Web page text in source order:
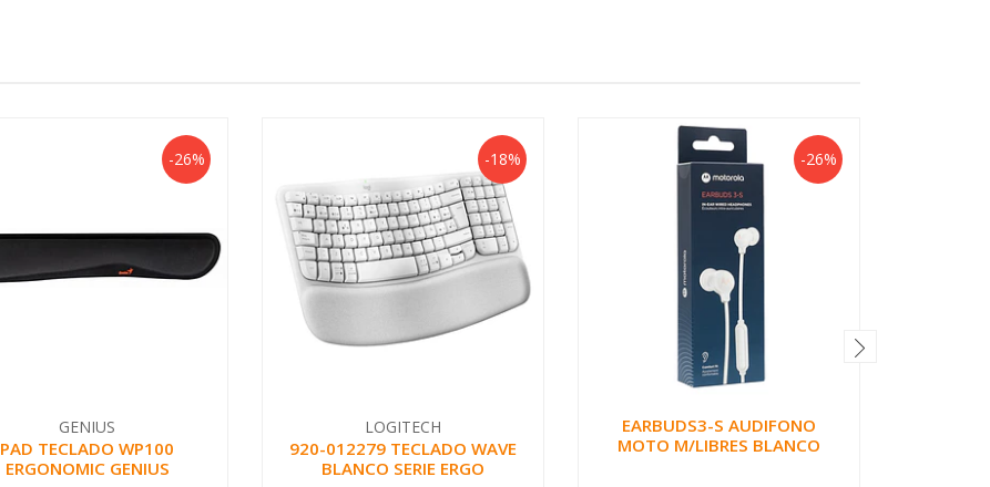
-26%
GENIUS
PAD TECLADO WP100
ERGONOMIC GENIUS
-18%
LOGITECH
920-012279 TECLADO WAVE
BLANCO SERIE ERGO
-26%
EARBUDS3-S AUDIFONO
MOTO M/LIBRES BLANCO